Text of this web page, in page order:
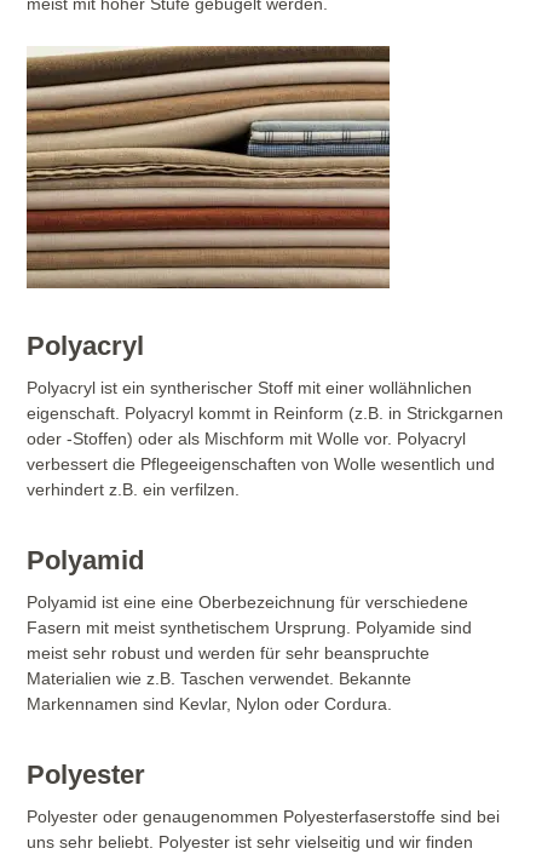
Polyacryl
Polyacryl ist ein syntherischer Stoff mit einer wollähnlichen
eigenschaft. Polyacryl kommt in Reinform (z.B. in Strickgarnen
oder -Stoffen) oder als Mischform mit Wolle vor. Polyacryl
verbessert die Pflegeeigenschaften von Wolle wesentlich und
verhindert z.B. ein verfilzen.
Polyamid
Polyamid ist eine eine Oberbezeichnung für verschiedene
Fasern mit meist synthetischem Ursprung. Polyamide sind
meist sehr robust und werden für sehr beanspruchte
Materialien wie z.B. Taschen verwendet. Bekannte
Markennamen sind Kevlar, Nylon oder Cordura.
Polyester
Polyester oder genaugenommen Polyesterfaserstoffe sind bei
uns sehr beliebt. Polyester ist sehr vielseitig und wir finden